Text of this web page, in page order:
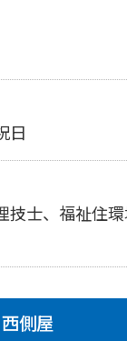
日
技士、福祉住
側屋